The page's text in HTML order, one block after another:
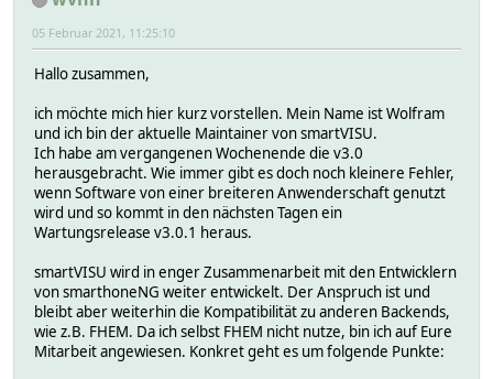
05 Februar 2021, 11:25:10
Hallo zusammen,
ich möchte mich hier kurz vorstellen. Mein Name ist Wolfram
und ich bin der aktuelle Maintainer von smartVISU.
Ich habe am vergangenen Wochenende die v3.0
herausgebracht. Wie immer gibt es doch noch kleinere Fehler,
wenn Software von einer breiteren Anwenderschaft genutzt
wird und so kommt in den nächsten Tagen ein
Wartungsrelease v3.0.1 heraus.
smartVISU wird in enger Zusammenarbeit mit den Entwicklern
von smarthoneNG weiter entwickelt. Der Anspruch ist und
bleibt aber weiterhin die Kompatibilität zu anderen Backends,
wie z.B. FHEM. Da ich selbst FHEM nicht nutze, bin ich auf Eure
Mitarbeit angewiesen. Konkret geht es um folgende Punkte: